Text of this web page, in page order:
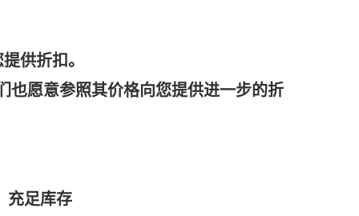
供折扣。
也愿意参照其价格向您提供进一步的折
充足库存